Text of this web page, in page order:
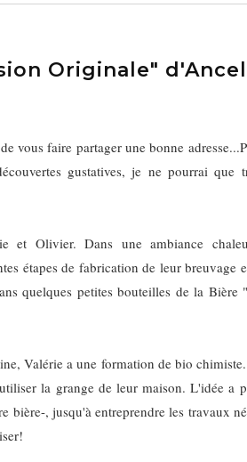
Originale"
vous faire partager une bonne
gustatives, je ne pourrai que
et Olivier. Dans une ambiance
étapes de fabrication de leur breuvage
quelques petites bouteilles de la Bière
Valérie a une formation de bio
la grange de leur maison. L'idée a
, jusqu'à entreprendre les travaux